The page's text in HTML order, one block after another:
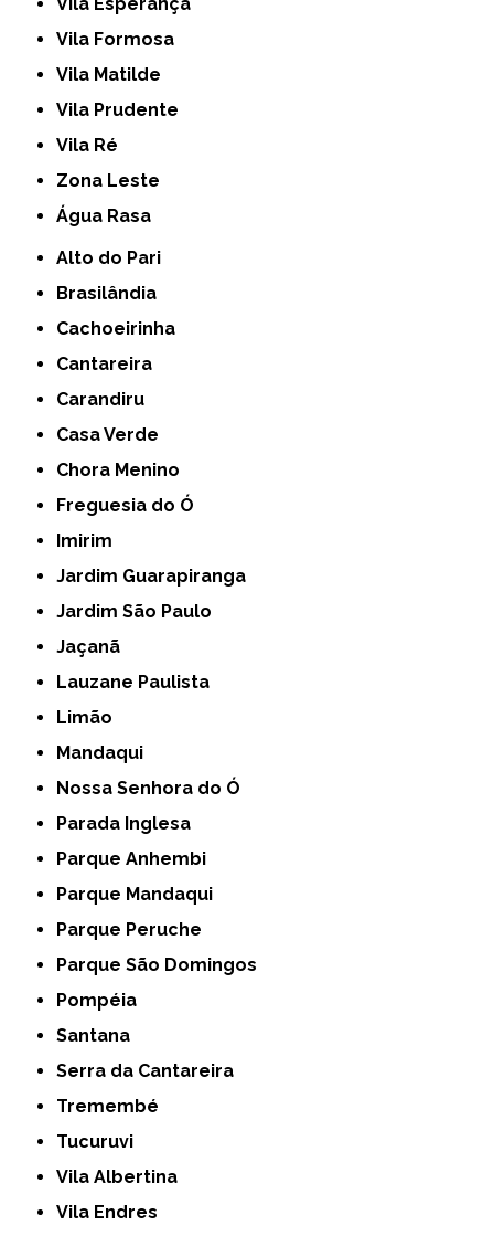
Vila Formosa
Vila Matilde
Vila Prudente
Vila Ré
Zona Leste
Água Rasa
Alto do Pari
Brasilândia
Cachoeirinha
Cantareira
Carandiru
Casa Verde
Chora Menino
Freguesia do Ó
Imirim
Jardim Guarapiranga
Jardim São Paulo
Jaçanã
Lauzane Paulista
Limão
Mandaqui
Nossa Senhora do Ó
Parada Inglesa
Parque Anhembi
Parque Mandaqui
Parque Peruche
Parque São Domingos
Pompéia
Santana
Serra da Cantareira
Tremembé
Tucuruvi
Vila Albertina
Vila Endres